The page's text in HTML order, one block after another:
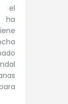
el
ha